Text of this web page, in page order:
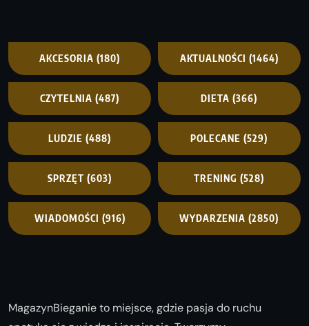
AKCESORIA (180) AKTUALNOŚCI (1464)
CZYTELNIA (487) DIETA (366)
LUDZIE (488) POLECANE (529)
SPRZĘT (603) TRENING (528)
WIADOMOŚCI (916) WYDARZENIA (2850)
MagazynBieganie to miejsce, gdzie pasja do ruchu